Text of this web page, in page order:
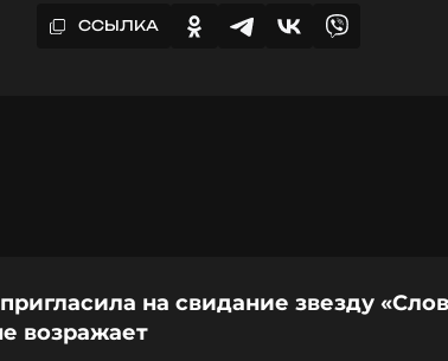
ССЫЛКА
на свидание звезду
возражает